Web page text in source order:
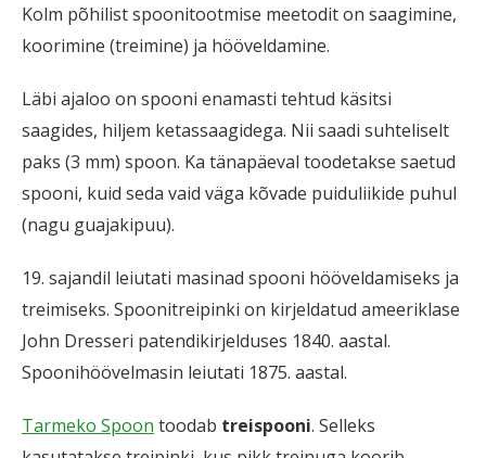
Kolm põhilist spoonitootmise meetodit on saagimine,
koorimine (treimine) ja hööveldamine.
Läbi ajaloo on spooni enamasti tehtud käsitsi
saagides, hiljem ketassaagidega. Nii saadi suhteliselt
paks (3 mm) spoon. Ka tänapäeval toodetakse saetud
spooni, kuid seda vaid väga kõvade puiduliikide puhul
(nagu guajakipuu).
19. sajandil leiutati masinad spooni hööveldamiseks ja
treimiseks. Spoonitreipinki on kirjeldatud ameeriklase
John Dresseri patendikirjelduses 1840. aastal.
Spoonihöövelmasin leiutati 1875. aastal.
Tarmeko Spoon toodab treispooni. Selleks